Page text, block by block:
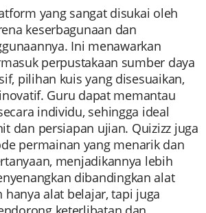
yang sangat disukai oleh
keserbagunaan dan
Ini menawarkan
perpustakaan sumber daya
pilihan kuis yang disesuaikan,
Guru dapat memantau
individu, sehingga ideal
dan persiapan ujian. Quizizz juga
permainan yang menarik dan
menjadikannya lebih
dibandingkan alat
hanya alat belajar, tapi juga